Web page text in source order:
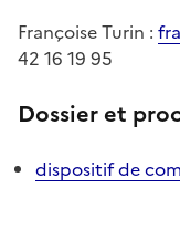
Françoise Turin :
42 16 19 95
Dossier et
dispositif de